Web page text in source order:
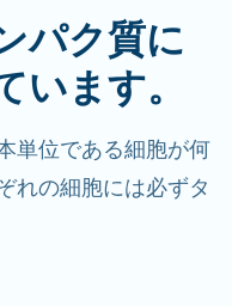
パク質に
います。
単位である細胞が何
れの細胞には必ずタ